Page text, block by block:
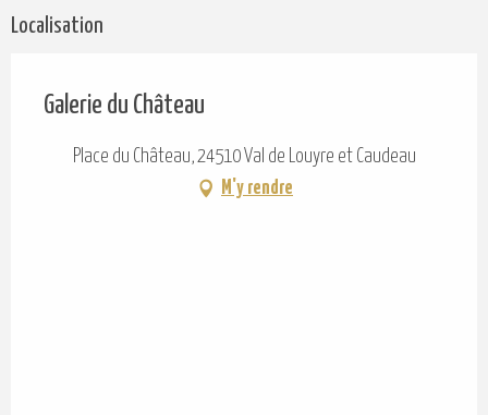
Localisation
Galerie du Château
Place du Château, 24510 Val de Louyre et Caudeau
M'y rendre